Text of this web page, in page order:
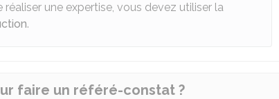
une expertise, vous devez utiliser la
.
faire un référé-constat ?